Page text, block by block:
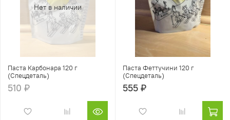
Нет в наличии
Паста Карбонара 120 г
(Спецдеталь)
510 ₽
Паста Феттучини 120 г
(Спецдеталь)
555 ₽